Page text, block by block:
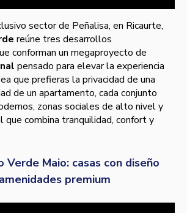
sector de Peñalisa, en Ricaurte,
reúne tres desarrollos
conforman un megaproyecto de
pensado para elevar la experiencia
que prefieras la privacidad de una
de un apartamento, cada conjunto
zonas sociales de alto nivel y
que combina tranquilidad, confort y
Verde Maio: casas con diseño
premium